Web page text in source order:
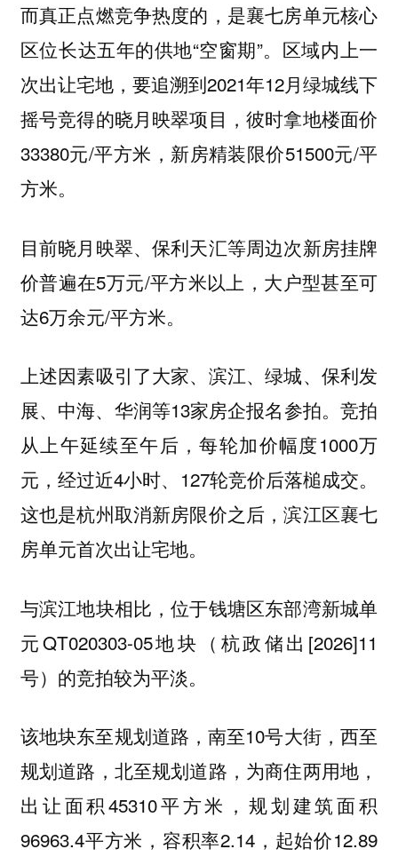
而真正点燃竞争热度的，是襄七房单元核心
区位长达五年的供地“空窗期”。区域内上一
次出让宅地，要追溯到2021年12月绿城线下
摇号竞得的晓月映翠项目，彼时拿地楼面价
33380元/平方米，新房精装限价51500元/平
方米。
目前晓月映翠、保利天汇等周边次新房挂牌
价普遍在5万元/平方米以上，大户型甚至可
达6万余元/平方米。
上述因素吸引了大家、滨江、绿城、保利发
展、中海、华润等13家房企报名参拍。竞拍
从上午延续至午后，每轮加价幅度1000万
元，经过近4小时、127轮竞价后落槌成交。
这也是杭州取消新房限价之后，滨江区襄七
房单元首次出让宅地。
与滨江地块相比，位于钱塘区东部湾新城单
元QT020303-05地块（杭政储出[2026]11
号）的竞拍较为平淡。
该地块东至规划道路，南至10号大街，西至
规划道路，北至规划道路，为商住两用地，
出让面积45310平方米，规划建筑面积
96963.4平方米，容积率2.14，起始价12.89